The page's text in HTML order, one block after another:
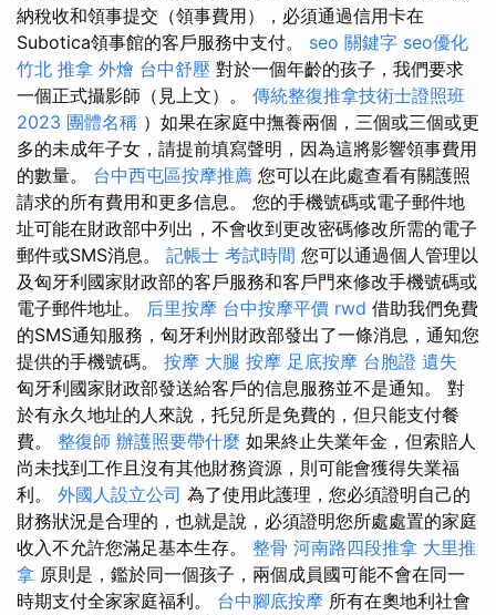
納稅收和領事提交（領事費用），必須通過信用卡在
Subotica領事館的客戶服務中支付。 seo 關鍵字 seo優化
竹北 推拿 外燴 台中舒壓 對於一個年齡的孩子，我們要求
一個正式攝影師（見上文）。 傳統整復推拿技術士證照班
2023 團體名稱 ）如果在家庭中撫養兩個，三個或三個或更
多的未成年子女，請提前填寫聲明，因為這將影響領事費用
的數量。 台中西屯區按摩推薦 您可以在此處查看有關護照
請求的所有費用和更多信息。 您的手機號碼或電子郵件地
址可能在財政部中列出，不會收到更改密碼修改所需的電子
郵件或SMS消息。 記帳士 考試時間 您可以通過個人管理以
及匈牙利國家財政部的客戶服務和客戶門來修改手機號碼或
電子郵件地址。 后里按摩 台中按摩平價 rwd 借助我們免費
的SMS通知服務，匈牙利州財政部發出了一條消息，通知您
提供的手機號碼。 按摩 大腿 按摩 足底按摩 台胞證 遺失
匈牙利國家財政部發送給客戶的信息服務並不是通知。 對
於有永久地址的人來說，托兒所是免費的，但只能支付餐
費。 整復師 辦護照要帶什麼 如果終止失業年金，但索賠人
尚未找到工作且沒有其他財務資源，則可能會獲得失業福
利。 外國人設立公司 為了使用此護理，您必須證明自己的
財務狀況是合理的，也就是說，必須證明您所處處置的家庭
收入不允許您滿足基本生存。 整骨 河南路四段推拿 大里推
拿 原則是，鑑於同一個孩子，兩個成員國可能不會在同一
時期支付全家家庭福利。 台中腳底按摩 所有在奧地利社會